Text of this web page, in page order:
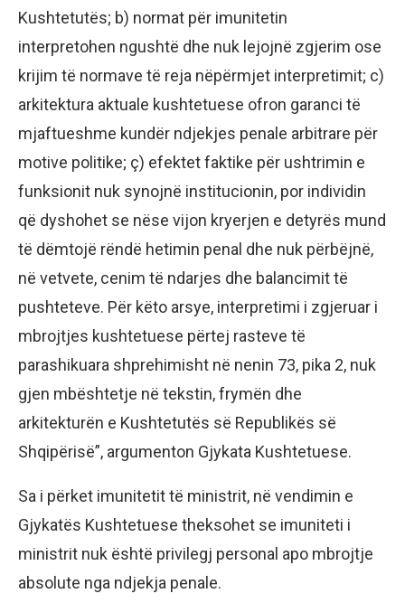
Kushtetutës; b) normat për imunitetin
interpretohen ngushtë dhe nuk lejojnë zgjerim ose
krijim të normave të reja nëpërmjet interpretimit; c)
arkitektura aktuale kushtetuese ofron garanci të
mjaftueshme kundër ndjekjes penale arbitrare për
motive politike; ç) efektet faktike për ushtrimin e
funksionit nuk synojnë institucionin, por individin
që dyshohet se nëse vijon kryerjen e detyrës mund
të dëmtojë rëndë hetimin penal dhe nuk përbëjnë,
në vetvete, cenim të ndarjes dhe balancimit të
pushteteve. Për këto arsye, interpretimi i zgjeruar i
mbrojtjes kushtetuese përtej rasteve të
parashikuara shprehimisht në nenin 73, pika 2, nuk
gjen mbështetje në tekstin, frymën dhe
arkitekturën e Kushtetutës së Republikës së
Shqipërisë”, argumenton Gjykata Kushtetuese.
Sa i përket imunitetit të ministrit, në vendimin e
Gjykatës Kushtetuese theksohet se imuniteti i
ministrit nuk është privilegj personal apo mbrojtje
absolute nga ndjekja penale.